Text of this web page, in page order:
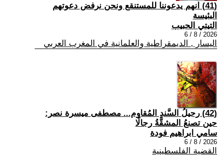
(41) انهم يدعوننا للمستنقع ونحن نرفض دعوتهم
البئيسة
التيتي الحبيب
2026 / 8 / 6
اليسار , الديمقراطية والعلمانية في المغرب العربي
(42) رحيلُ السَّندِ المُقاوم... مصطفى ميسرة نصر:
حين تصنعُ المشقَّةُ رجالًا
سامي ابراهيم فودة
2026 / 8 / 6
القضية الفلسطينية